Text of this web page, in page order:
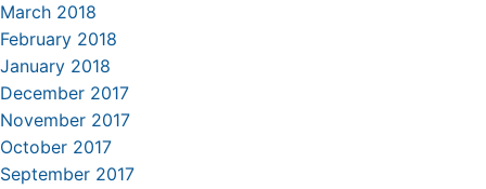
March 2018
February 2018
January 2018
December 2017
November 2017
October 2017
September 2017